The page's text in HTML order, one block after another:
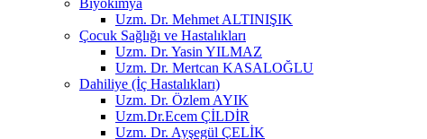
Uzm. Dr. Mehmet ALTINIŞIK
Çocuk Sağlığı ve Hastalıkları
Uzm. Dr. Yasin YILMAZ
Uzm. Dr. Mertcan KASALOĞLU
Dahiliye (İç Hastalıkları)
Uzm. Dr. Özlem AYIK
Uzm.Dr.Ecem ÇİLDİR
Uzm. Dr. Ayşegül ÇELİK